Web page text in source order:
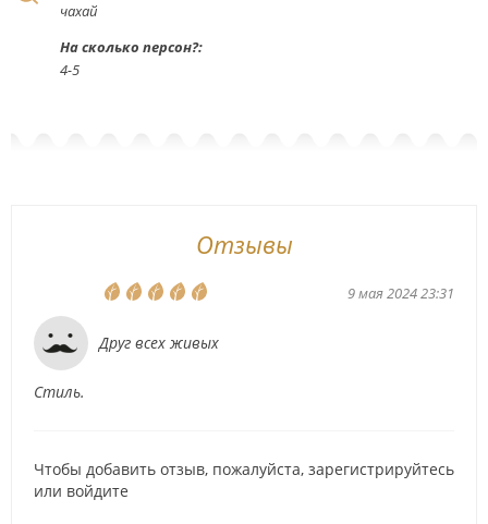
чахай
На сколько персон?:
4-5
Отзывы
9 мая 2024 23:31
Друг всех живых
Стиль.
Чтобы добавить отзыв, пожалуйста, зарегистрируйтесь
или войдите